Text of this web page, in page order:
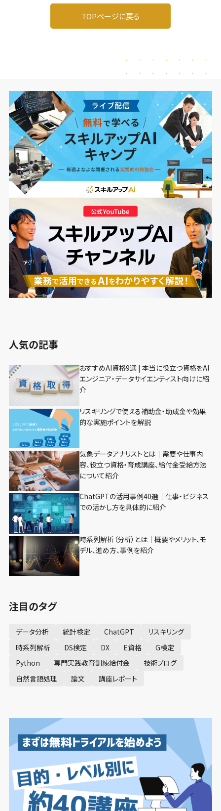
TOPページに戻る
人気の記事
おすすめAI資格9選 | 本当に役立つ資格をAI
エンジニア・データサイエンティスト向けに紹
介
リスキリングで使える補助金・助成金や効果
的な実施ポイントを解説
気象データアナリストとは｜需要や仕事内
容、役立つ資格・育成講座、給付金受給方法
について紹介
ChatGPTの活用事例40選｜仕事・ビジネス
での活かし方を具体的に紹介
時系列解析（分析）とは｜概要やメリット、モ
デル、進め方、事例を紹介
注目のタグ
データ分析 統計検定 ChatGPT
リスキリング
時系列解析
DS検定 DX E資格
G検定
Python
専門実践教育訓練給付金
技術ブログ
自然言語処理
論文 講座レポート